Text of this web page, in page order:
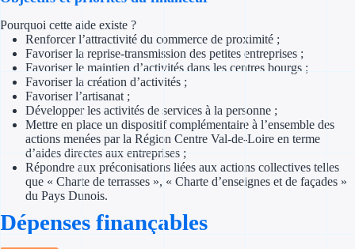
Aides Urssaf
Prêt
Prêt
Appel à projet
Pourquoi cette aide existe ?
Renforcer l’attractivité du commerce de proximité ;
Favoriser la reprise-transmission des petites entreprises ;
Favoriser le maintien d’activités dans les centres bourgs ;
Favoriser la création d’activités ;
Favoriser l’artisanat ;
Développer les activités de services à la personne ;
Mettre en place un dispositif complémentaire à l’ensemble des
actions menées par la Région Centre Val-de-Loire en terme
d’aides directes aux entreprises ;
Répondre aux préconisations liées aux actions collectives telles
que « Charte de terrasses », « Charte d’enseignes et de façades »
du Pays Dunois.
Dépenses finançables